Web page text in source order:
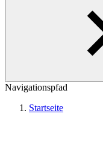
Navigationspfad
Startseite